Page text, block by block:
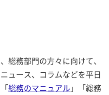
総務部門の方々に向けて、
ュース、コラムなどを平日
総務のマニュアル 」「総務